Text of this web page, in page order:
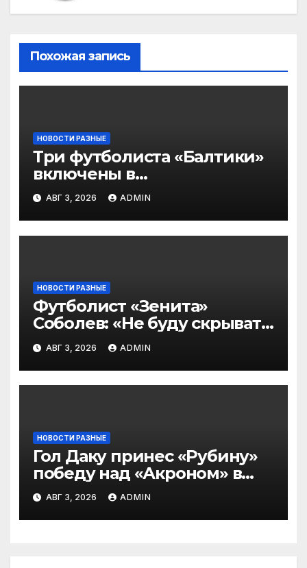
Похожая запись
НОВОСТИ РАЗНЫЕ
Три футболиста «Балтики»
включены в
символическую сборную
2‑го тура РПЛ по версии
подписчиков МАТЧ
ПРЕМЬЕР
АВГ 3, 2026 ADMIN
НОВОСТИ РАЗНЫЕ
Футболист «Зенита»
Соболев: «Не буду скрывать
— в Оренбурге всегда
тяжело играть»
АВГ 3, 2026 ADMIN
НОВОСТИ РАЗНЫЕ
Гол Даку принес «Рубину»
победу над «Акроном» в
матче РПЛ
АВГ 3, 2026 ADMIN